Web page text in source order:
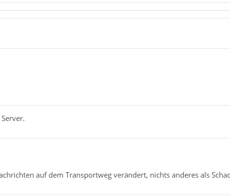
auf dem Transportweg verändert, nichts anderes als